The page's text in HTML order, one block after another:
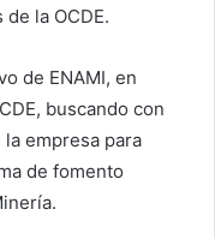
la OCDE.
de ENAMI, en
buscando con
empresa para
de fomento